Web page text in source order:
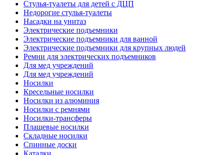
Стулья-туалеты для детей с ДЦП
Недорогие стулья-туалеты
Насадки на унитаз
Электрические подъемники
Электрические подъемники для ванной
Электрические подъемники для крупных людей
Ремни для электрических подъемников
Для мед учреждений
Для мед учреждений
Носилки
Кресельные носилки
Носилки из алюминия
Носилки с ремнями
Носилки-трансферы
Плащевые носилки
Складные носилки
Спинные доски
Каталки